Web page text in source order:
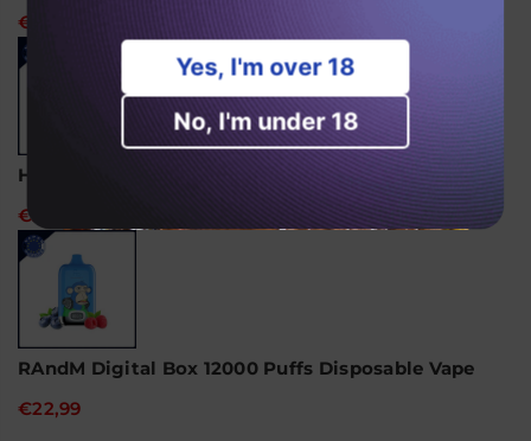
€18,99
Hayati Pro Ultra 15000 Puffs Disposable Vape
€24,99
RAndM Digital Box 12000 Puffs Disposable Vape
€22,99
Yes, I'm over 18
No, I'm under 18